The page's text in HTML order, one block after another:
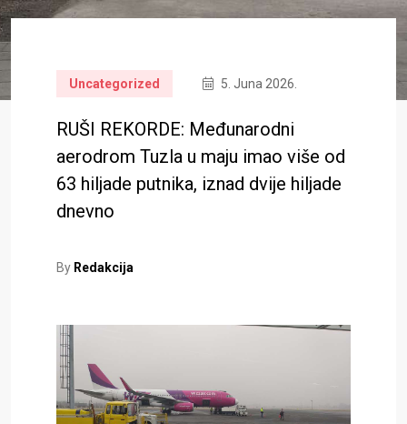
Uncategorized 5. Juna 2026.
RUŠI REKORDE: Međunarodni
aerodrom Tuzla u maju imao više od
63 hiljade putnika, iznad dvije hiljade
dnevno
By Redakcija